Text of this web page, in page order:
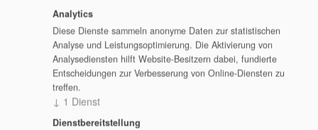
OPNsense
Troubleshooting
Performance
24.08.2026 25.08.2026 Freiburg
Analytics
Diese Dienste sammeln anonyme Daten zur statistischen
Analyse und Leistungsoptimierung. Die Aktivierung von
Analysediensten hilft Website-Besitzern dabei, fundierte
Entscheidungen zur Verbesserung von Online-Diensten zu
treffen.
↓ 1 Dienst
Dienstbereitstellung